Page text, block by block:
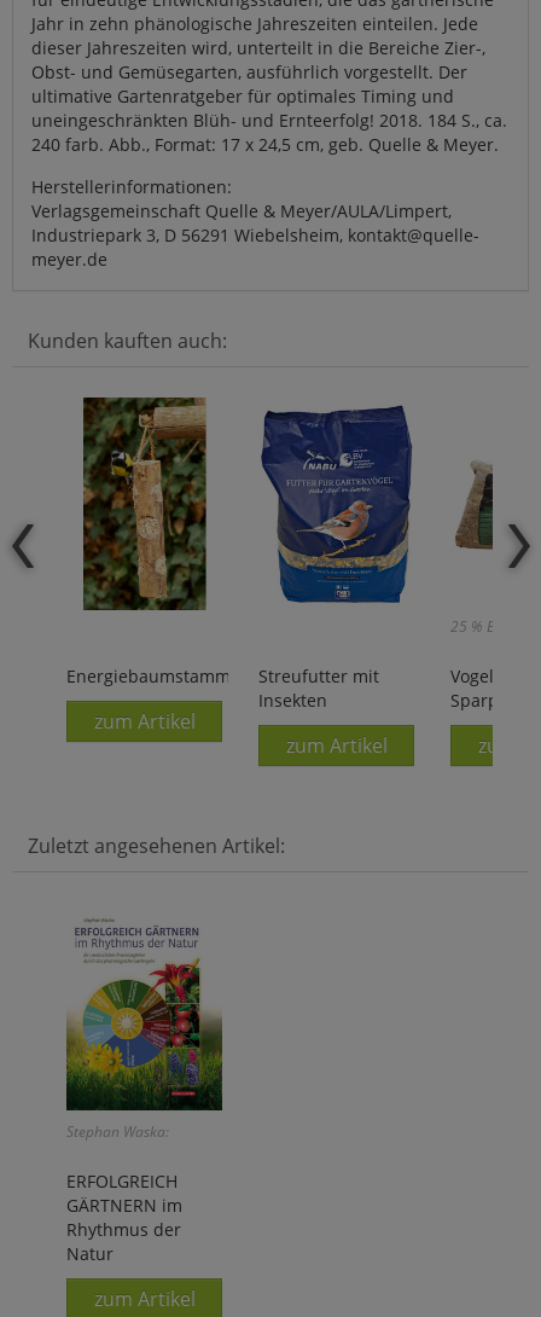
Jahr in zehn phänologische Jahreszeiten einteilen. Jede
dieser Jahreszeiten wird, unterteilt in die Bereiche Zier-,
Obst- und Gemüsegarten, ausführlich vorgestellt. Der
ultimative Gartenratgeber für optimales Timing und
uneingeschränkten Blüh- und Ernteerfolg! 2018. 184 S., ca.
240 farb. Abb., Format: 17 x 24,5 cm, geb. Quelle & Meyer.
Herstellerinformationen:
Verlagsgemeinschaft Quelle & Meyer/AULA/Limpert,
Industriepark 3, D 56291 Wiebelsheim, kontakt@quelle-
meyer.de
Kunden kauften auch:
Energiebaumstamm
zum Artikel
Streufutter mit
Insekten
zum Artikel
25 %
Sparpaket
zum
Zuletzt angesehenen Artikel:
Stephan Waska:
ERFOLGREICH
GÄRTNERN im
Rhythmus der
Natur
zum Artikel